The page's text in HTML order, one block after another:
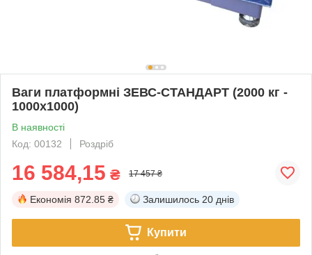
Ваги платформні ЗЕВС-СТАНДАРТ (2000 кг -
1000х1000)
В наявності
Код: 00132
Роздріб
16 584,15 ₴ 17 457 ₴
Економія 872.85 ₴ Залишилось 20 днів
Купити